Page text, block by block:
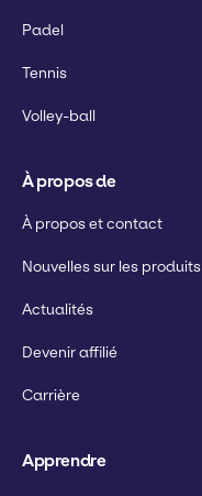
Padel
Tennis
Volley-ball
À propos de
À propos et contact
Nouvelles sur les produits
Actualités
Devenir affilié
Carrière
Apprendre